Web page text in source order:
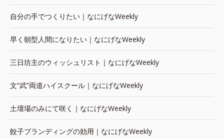
自分の手でつくりたい｜なにげなWeekly
早く朝型人間になりたい｜なにげなWeekly
三日坊主のウィッシュリスト｜なにげなWeekly
文“武”両道ハイスクール｜なにげなWeekly
土壇場のみにて咲く｜なにげなWeekly
餃子ブランディングの効用｜なにげなWeekly